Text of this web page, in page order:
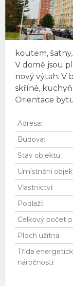
koutem,
V domě jsou
nový výtah. V
skříně,
Orientace
Adresa:
Budova:
Stav objektu:
Umístnění
Vlastnictví:
Podlaží:
Celkový počet
Ploch užitná:
Třída
náročnosti: